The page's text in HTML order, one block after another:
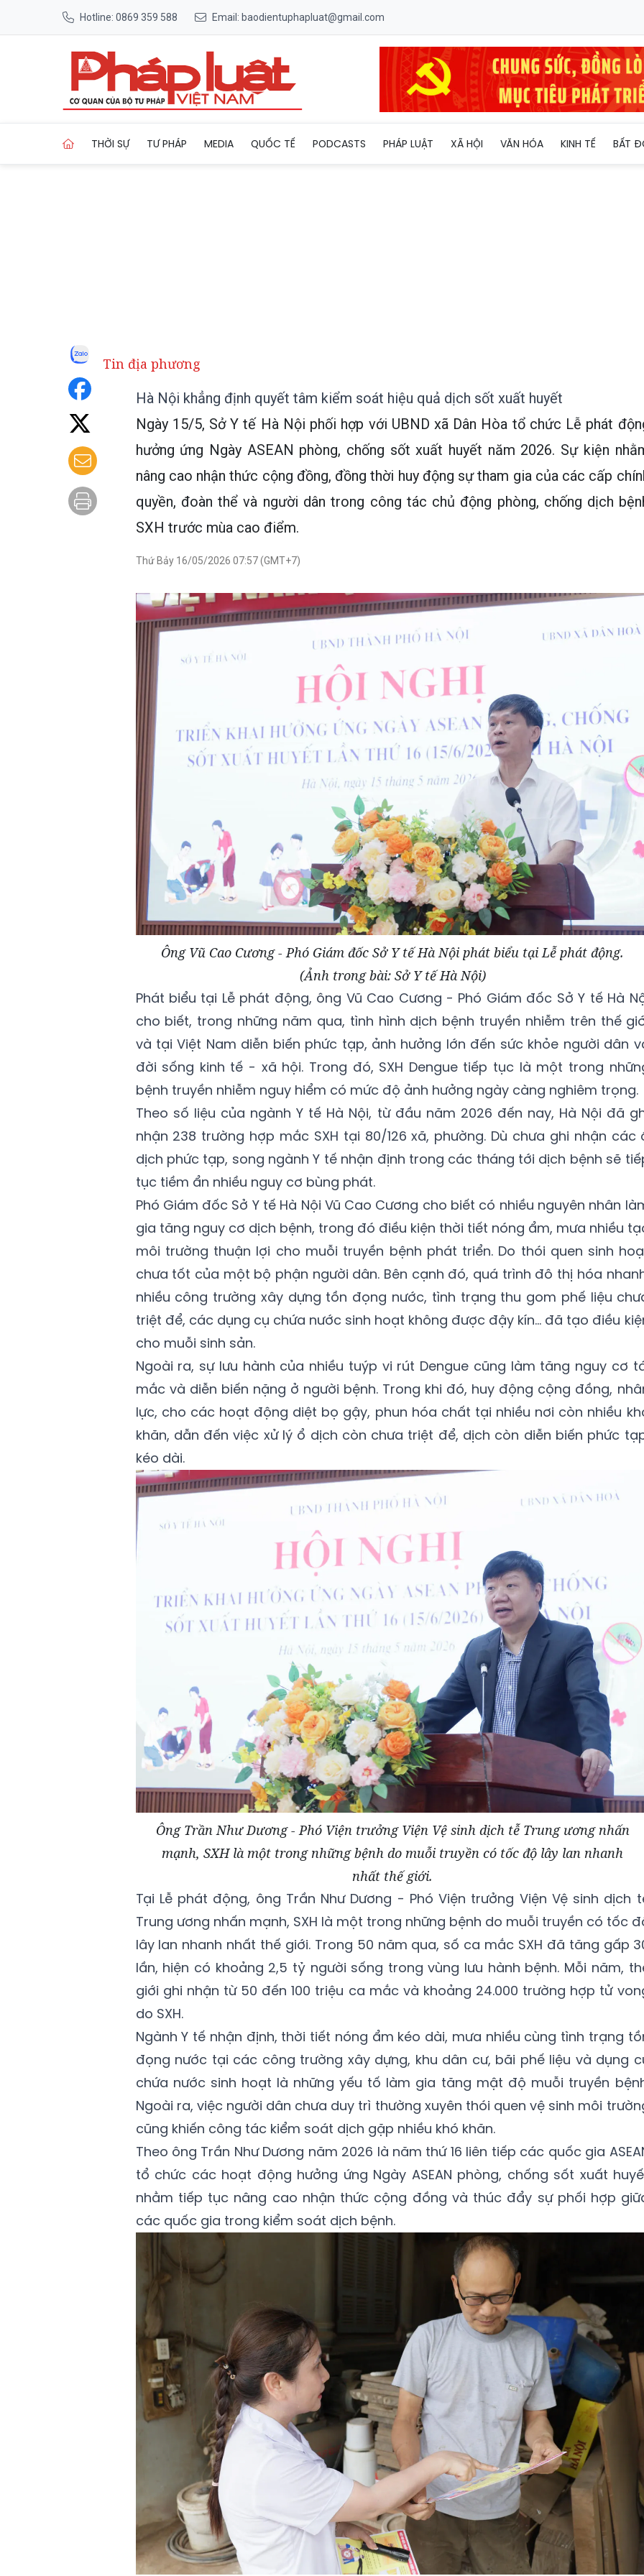
Hotline: 0869 359 588 Email: baodientuphapluat@gmail.com
THỜI SỰ TƯ PHÁP MEDIA QUỐC TẾ PODCASTS PHÁP LUẬT XÃ HỘI VĂN HÓA KINH TẾ BẤT
Tin địa phương
Hà Nội khẳng định quyết tâm kiểm soát hiệu quả dịch sốt xuất huyết
Ngày 15/5, Sở Y tế Hà Nội phối hợp với UBND xã Dân Hòa tổ chức Lễ phát
hưởng ứng Ngày ASEAN phòng, chống sốt xuất huyết năm 2026. Sự kiện
nâng cao nhận thức cộng đồng, đồng thời huy động sự tham gia của các cấp
quyền, đoàn thể và người dân trong công tác chủ động phòng, chống dịch
SXH trước mùa cao điểm.
Thứ Bảy 16/05/2026 07:57 (GMT+7)
Ông Vũ Cao Cương - Phó Giám đốc Sở Y tế Hà Nội phát biểu tại Lễ phát động.
(Ảnh trong bài: Sở Y tế Hà Nội)
Phát biểu tại Lễ phát động, ông Vũ Cao Cương - Phó Giám đốc Sở Y tế Hà
cho biết, trong những năm qua, tình hình dịch bệnh truyền nhiễm trên thế
và tại Việt Nam diễn biến phức tạp, ảnh hưởng lớn đến sức khỏe người dân
đời sống kinh tế - xã hội. Trong đó, SXH Dengue tiếp tục là một trong
bệnh truyền nhiễm nguy hiểm có mức độ ảnh hưởng ngày càng nghiêm trọng.
Theo số liệu của ngành Y tế Hà Nội, từ đầu năm 2026 đến nay, Hà Nội đã
nhận 238 trường hợp mắc SXH tại 80/126 xã, phường. Dù chưa ghi nhận các
dịch phức tạp, song ngành Y tế nhận định trong các tháng tới dịch bệnh sẽ
tục tiềm ẩn nhiều nguy cơ bùng phát.
Phó Giám đốc Sở Y tế Hà Nội Vũ Cao Cương cho biết có nhiều nguyên nhân
gia tăng nguy cơ dịch bệnh, trong đó điều kiện thời tiết nóng ẩm, mưa nhiều
môi trường thuận lợi cho muỗi truyền bệnh phát triển. Do thói quen sinh
chưa tốt của một bộ phận người dân. Bên cạnh đó, quá trình đô thị hóa
nhiều công trường xây dựng tồn đọng nước, tình trạng thu gom phế liệu
triệt để, các dụng cụ chứa nước sinh hoạt không được đậy kín… đã tạo điều
cho muỗi sinh sản.
Ngoài ra, sự lưu hành của nhiều tuýp vi rút Dengue cũng làm tăng nguy cơ
mắc và diễn biến nặng ở người bệnh. Trong khi đó, huy động cộng đồng,
lực, cho các hoạt động diệt bọ gậy, phun hóa chất tại nhiều nơi còn nhiều
khăn, dẫn đến việc xử lý ổ dịch còn chưa triệt để, dịch còn diễn biến phức
kéo dài.
Ông Trần Như Dương - Phó Viện trưởng Viện Vệ sinh dịch tễ Trung ương nhấn
mạnh, SXH là một trong những bệnh do muỗi truyền có tốc độ lây lan nhanh
nhất thế giới.
Tại Lễ phát động, ông Trần Như Dương - Phó Viện trưởng Viện Vệ sinh dịch
Trung ương nhấn mạnh, SXH là một trong những bệnh do muỗi truyền có tốc
lây lan nhanh nhất thế giới. Trong 50 năm qua, số ca mắc SXH đã tăng gấp
lần, hiện có khoảng 2,5 tỷ người sống trong vùng lưu hành bệnh. Mỗi năm,
giới ghi nhận từ 50 đến 100 triệu ca mắc và khoảng 24.000 trường hợp tử
do SXH.
Ngành Y tế nhận định, thời tiết nóng ẩm kéo dài, mưa nhiều cùng tình trạng
đọng nước tại các công trường xây dựng, khu dân cư, bãi phế liệu và dụng
chứa nước sinh hoạt là những yếu tố làm gia tăng mật độ muỗi truyền
Ngoài ra, việc người dân chưa duy trì thường xuyên thói quen vệ sinh môi
cũng khiến công tác kiểm soát dịch gặp nhiều khó khăn.
Theo ông Trần Như Dương năm 2026 là năm thứ 16 liên tiếp các quốc gia
tổ chức các hoạt động hưởng ứng Ngày ASEAN phòng, chống sốt xuất
nhằm tiếp tục nâng cao nhận thức cộng đồng và thúc đẩy sự phối hợp
các quốc gia trong kiểm soát dịch bệnh.